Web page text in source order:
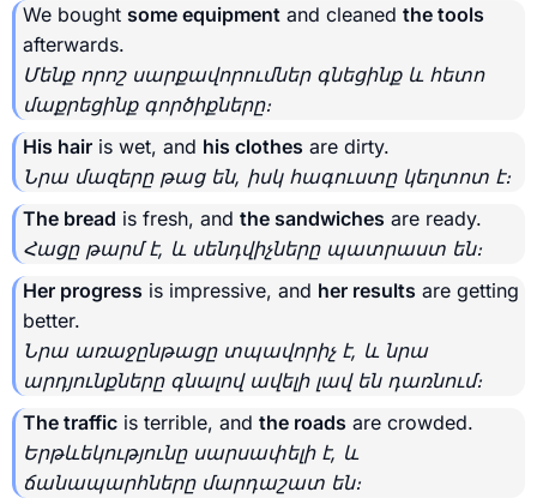
We bought some equipment and cleaned the tools
afterwards.
Մենք որոշ սարքավորումներ գնեցինք և հետո
մաքրեցինք գործիքները։
His hair is wet, and his clothes are dirty.
Նրա մազերը թաց են, իսկ հագուստը կեղտոտ է։
The bread is fresh, and the sandwiches are ready.
Հացը թարմ է, և սենդվիչները պատրաստ են։
Her progress is impressive, and her results are getting
better.
Նրա առաջընթացը տպավորիչ է, և նրա
արդյունքները գնալով ավելի լավ են դառնում։
The traffic is terrible, and the roads are crowded.
Երթևեկությունը սարսափելի է, և
ճանապարհները մարդաշատ են։